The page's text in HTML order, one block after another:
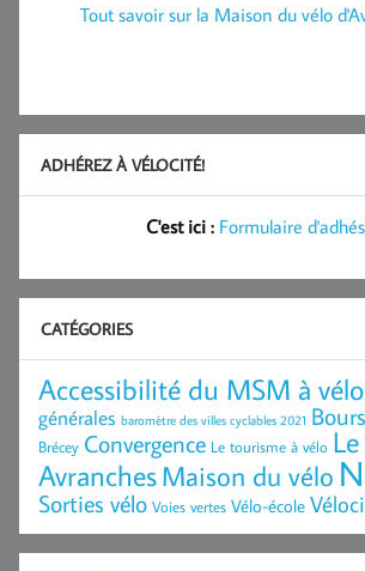
Tout savoir sur la Maison du vélo
ADHÉREZ À VÉLOCITÉ!
C'est ici : Formulaire
CATÉGORIES
Accessibilité du MSM à vélo
générales baromètre des villes cyclables 2021
Brécey Convergence Le tourisme à vélo
AvranchesMaison du vélo
Sorties vélo Voies vertes Vélo-école